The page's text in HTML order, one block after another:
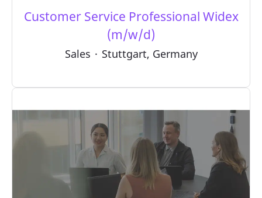
Customer Service Professional Widex
(m/w/d)
Sales · Stuttgart, Germany